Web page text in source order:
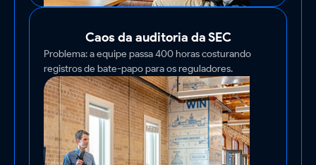
Caos da auditoria da SEC
Problema: a equipe passa 400 horas costurando
registros de bate-papo para os reguladores.